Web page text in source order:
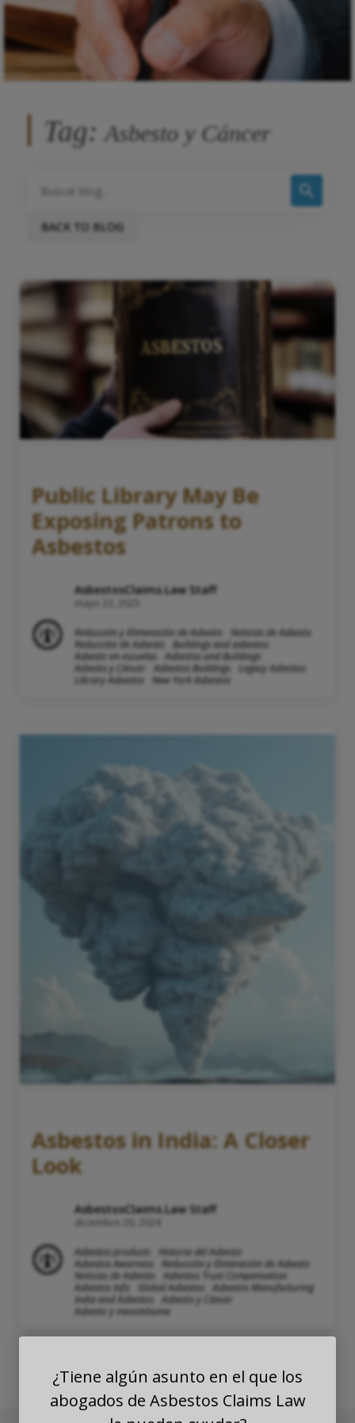
Tag: Asbesto y Cáncer
BACK TO BLOG
Public Library May Be
Exposing Patrons to
Asbestos
AsbestosClaims.Law Staff
mayo 23, 2025
Reducción y Eliminación de Asbesto
Noticias de Asbesto
Reducción de Asbesto
Buildings and asbestos
Asbesto en escuelas
Asbestos and Buildings
Asbesto y Cáncer
Asbestos Buildings
Legacy Asbestos
Library Asbestos
New York Asbestos
Asbestos in India: A Closer
Look
AsbestosClaims.Law Staff
diciembre 20, 2024
Asbestos products
Historia del Asbesto
Asbestos Awarness
Reducción y Eliminación de Asbesto
Noticias de Asbesto
Asbestos Trust Compensation
Asbestos Info
Global Asbestos
Asbestos Manufacturing
India and Asbestos
Asbesto y Cáncer
Asbesto y mesotelioma
¿Tiene algún asunto en el que los
abogados de Asbestos Claims Law